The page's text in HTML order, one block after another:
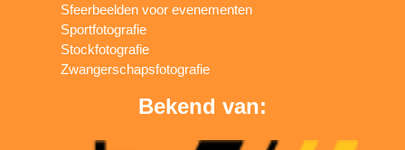
Sfeerbeelden voor evenementen
Sportfotografie
Stockfotografie
Zwangerschapsfotografie
Bekend van: